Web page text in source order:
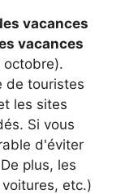
vacances
vacances
octobre).
de touristes
les sites
Si vous
d'éviter
plus, les
etc.)